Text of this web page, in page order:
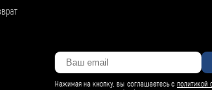
Нажимая на кнопку, вы соглашаетесь с политикой